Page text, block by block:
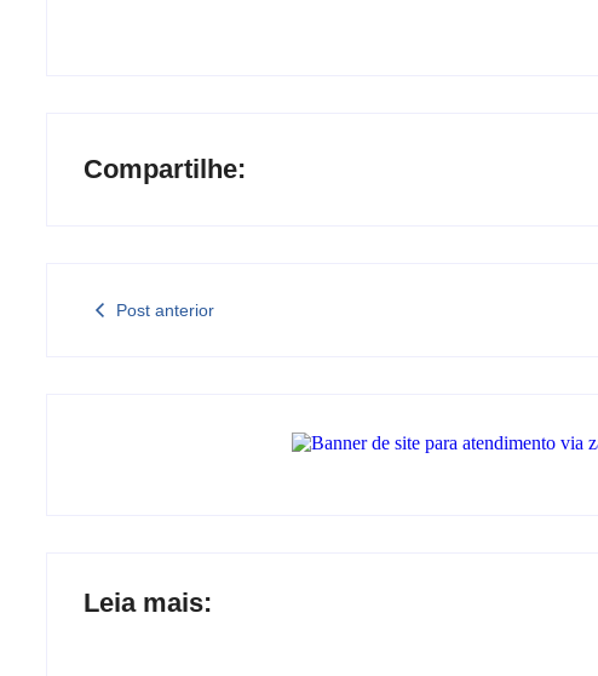
Compartilhe:
Post anterior
Leia mais: